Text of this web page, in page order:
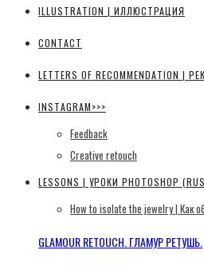
ILLUSTRATION | ИЛЛЮСТРАЦИЯ
CONTACT
LETTERS OF RECOMMENDATION
INSTAGRAM>>>
Feedback
Creative retouch
LESSONS | УРОКИ PHOTOSHOP
How to isolate the jewelry | Как
GLAMOUR RETOUCH. ГЛАМУР РЕТУШЬ.